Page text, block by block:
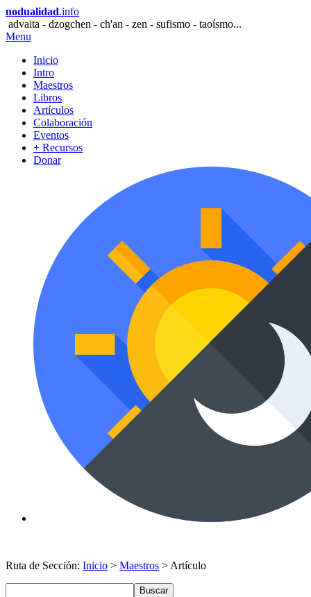
nodualidad.info
advaita - dzogchen - ch'an - zen - sufismo - taoísmo...
Menu
Inicio
Intro
Maestros
Libros
Artículos
Colaboración
Eventos
+ Recursos
Donar
Ruta de Sección: Inicio > Maestros > Artículo
Buscar